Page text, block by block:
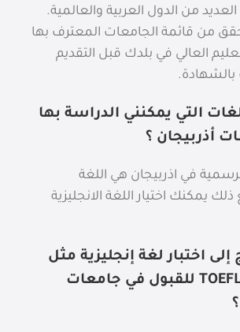
من الدول العربية والعالمية.
من قائمة الجامعات المعترف بها
العالي في بلدك قبل التقديم
بالشهادة.
التي يمكنني الدراسة بها
أذربيجان ؟
في اذربيجان هي اللغة
ذلك يمكنك اختيار اللغة الانجليزية
اختبار لغة إنجليزية مثل
IELTS أو TOEFL للقبول في جامعات